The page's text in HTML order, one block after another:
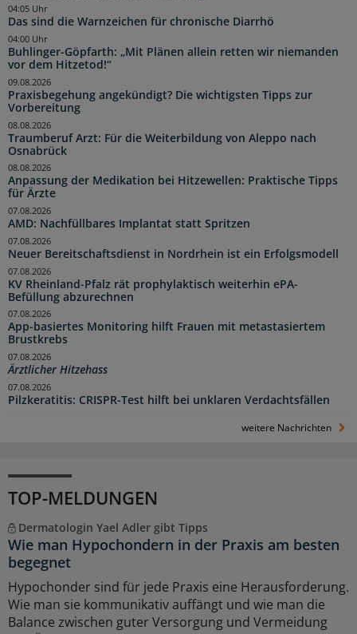
Das sind die Warnzeichen für chronische Diarrhö
04:05 Uhr
Buhlinger-Göpfarth: „Mit Plänen allein retten wir niemanden
vor dem Hitzetod!“
04:00 Uhr
Praxisbegehung angekündigt? Die wichtigsten Tipps zur
Vorbereitung
09.08.2026
Traumberuf Arzt: Für die Weiterbildung von Aleppo nach
Osnabrück
08.08.2026
Anpassung der Medikation bei Hitzewellen: Praktische Tipps
für Ärzte
08.08.2026
AMD: Nachfüllbares Implantat statt Spritzen
07.08.2026
Neuer Bereitschaftsdienst in Nordrhein ist ein Erfolgsmodell
07.08.2026
KV Rheinland-Pfalz rät prophylaktisch weiterhin ePA-
Befüllung abzurechnen
07.08.2026
App-basiertes Monitoring hilft Frauen mit metastasiertem
Brustkrebs
07.08.2026
Ärztlicher Hitzehass
07.08.2026
Pilzkeratitis: CRISPR-Test hilft bei unklaren Verdachtsfällen
07.08.2026
weitere Nachrichten
TOP-MELDUNGEN
Dermatologin Yael Adler gibt Tipps
Wie man Hypochondern in der Praxis am besten
begegnet
Hypochonder sind für jede Praxis eine Herausforderung.
Wie man sie kommunikativ auffängt und wie man die
Balance zwischen guter Versorgung und Vermeidung